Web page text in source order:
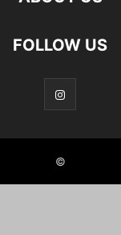
FOLLOW US
©